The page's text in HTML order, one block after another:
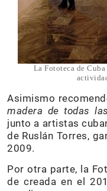
La Fototeca de
Asimismo
madera de todas
junto a artistas
de Ruslán Torres,
2009.
Por otra parte, la
de creada en el